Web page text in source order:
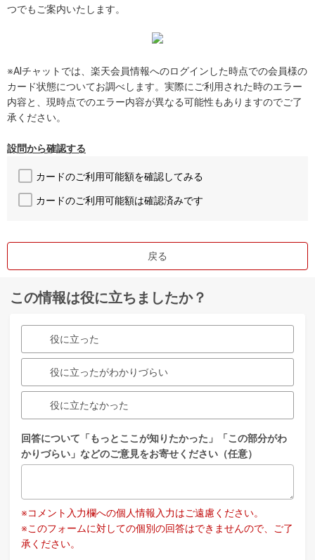
つでもご案内いたします。
※AIチャットでは、楽天会員情報へのログインした時点での会員様の
カード状態についてお調べします。実際にご利用された時のエラー
内容と、現時点でのエラー内容が異なる可能性もありますのでご了
承ください。
設問から確認する
カードのご利用可能額を確認してみる
カードのご利用可能額は確認済みです
戻る
この情報は役に立ちましたか？
役に立った
役に立ったがわかりづらい
役に立たなかった
回答について「もっとここが知りたかった」「この部分がわ
かりづらい」などのご意見をお寄せください（任意）
※コメント入力欄への個人情報入力はご遠慮ください。
※このフォームに対しての個別の回答はできませんので、ご了
承ください。